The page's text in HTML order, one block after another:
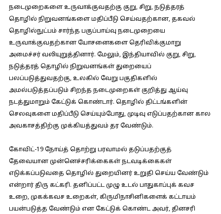
நடைமுறைகளை உருவாக்குவதற்கு குறு, சிறு, நடுத்தரத்
தொழில் நிறுவனங்களை மதிப்பீடு செய்வதற்கான, தகவல்
தொழில்நுட்பம் சார்ந்த பகுப்பாய்வு நடைமுறையை
உருவாக்குவதற்கான யோசனைகளை தெரிவிக்குமாறு
அமைச்சர் வலியுறுத்தினார். மேலும், இந்தியாவில் குறு, சிறு,
நடுத்தரத் தொழில் நிறுவனங்கள் துறையைப்
பலப்படுத்துவதற்கு, உலகில் வேறு பகுதிகளில்
அமல்படுத்தப்படும் சிறந்த நடைமுறைகள் குறித்து ஆய்வு
நடத்துமாறும் கேட்டுக் கொண்டார். தொழில் திட்டங்களின்
செலவுகளை மதிப்பீடு செய்யும்போது, முடிவு எடுப்பதற்கான கால
அவகாசத்திற்கு முக்கியத்துவம் தர வேண்டும்.
கோவிட்-19 நோய்த் தொற்று பரவாமல் தடுப்பதற்குத்
தேவையான முன்னெச்சரிக்கைகள் நடவடிக்கைகள்
எடுக்கப்படுவதை தொழில் துறையினர் உறுதி செய்ய வேண்டும்
என்றார் திரு கட்கரி. தனிப்பட்ட முழு உடல் பாதுகாப்புக் கவச
உறை, முகக்கவச உறைகள், கிருமிநாசினிகளைக் கட்டாயம்
பயன்படுத்த வேண்டும் என கேட்டுக் கொண்ட அவர், தினசரி